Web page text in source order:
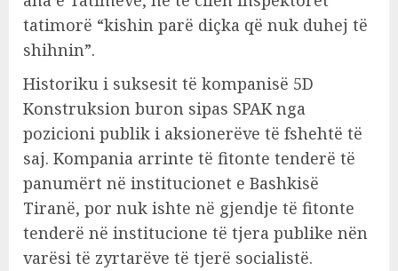
tatimorë “kishin parë diçka që nuk duhej të
shihnin”.
Historiku i suksesit të kompanisë 5D
Konstruksion buron sipas SPAK nga
pozicioni publik i aksionerëve të fshehtë të
saj. Kompania arrinte të fitonte tenderë të
panumërt në institucionet e Bashkisë
Tiranë, por nuk ishte në gjendje të fitonte
tenderë në institucione të tjera publike nën
varësi të zyrtarëve të tjerë socialistë.